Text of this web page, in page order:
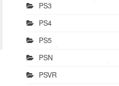
PS3
PS4
PS5
PSN
PSVR